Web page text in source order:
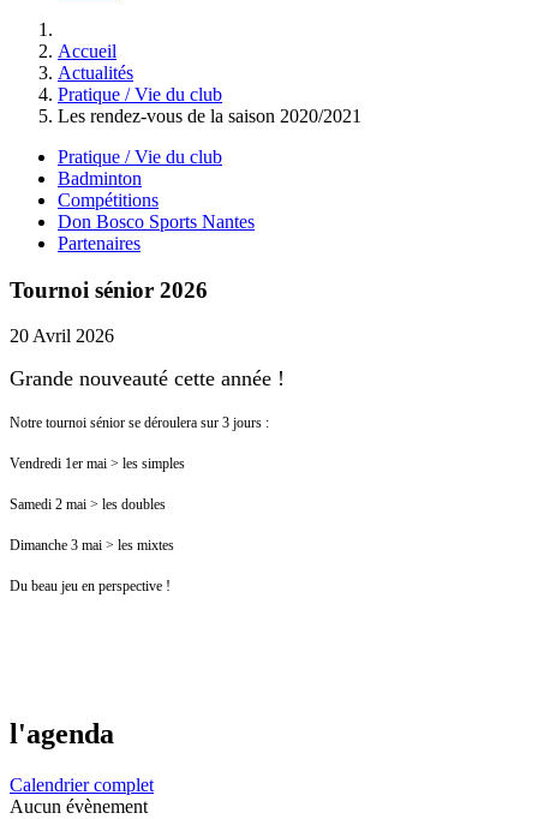
Accueil
Actualités
Pratique / Vie du club
Les rendez-vous de la saison 2020/2021
Pratique / Vie du club
Badminton
Compétitions
Don Bosco Sports Nantes
Partenaires
Tournoi sénior 2026
20 Avril 2026
Grande nouveauté cette année !
Notre tournoi sénior se déroulera sur 3 jours :
Vendredi 1er mai > les simples
Samedi 2 mai > les doubles
Dimanche 3 mai > les mixtes
Du beau jeu en perspective !
l'agenda
Calendrier complet
Aucun évènement